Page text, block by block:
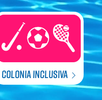
COLONIA INCLUSIVA